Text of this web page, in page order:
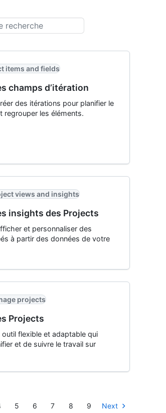
items and fields
champs d’itération
des itérations pour planifier le
regrouper les éléments.
views and insights
insights des Projects
et personnaliser des
à partir des données de votre
projects
Projects
flexible et adaptable qui
et de suivre le travail sur
5 6 7 8 9 Next